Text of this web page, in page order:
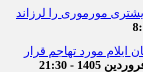
ایلام مورد تهاجم قرار